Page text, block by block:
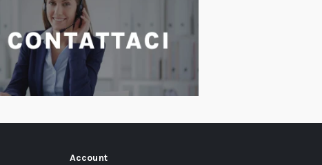
Account